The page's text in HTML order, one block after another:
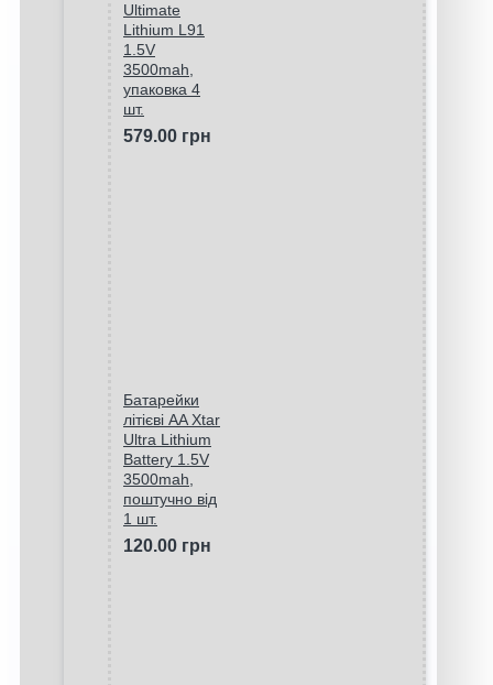
Ultimate
Lithium L91
1.5V
3500mah,
упаковка 4
шт.
579.00 грн
Батарейки
літієві AA Xtar
Ultra Lithium
Battery 1.5V
3500mah,
поштучно від
1 шт.
120.00 грн